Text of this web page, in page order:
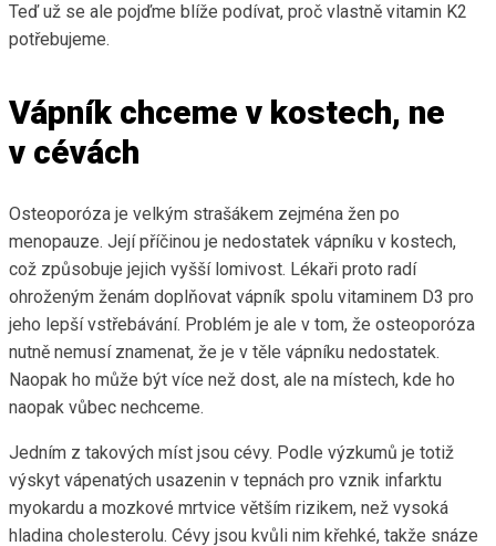
Teď už se ale pojďme blíže podívat, proč vlastně vitamin K2
potřebujeme.
Vápník chceme v kostech, ne
v cévách
Osteoporóza je velkým strašákem zejména žen po
menopauze. Její příčinou je nedostatek vápníku v kostech,
což způsobuje jejich vyšší lomivost. Lékaři proto radí
ohroženým ženám doplňovat vápník spolu vitaminem D3 pro
jeho lepší vstřebávání. Problém je ale v tom, že osteoporóza
nutně nemusí znamenat, že je v těle vápníku nedostatek.
Naopak ho může být více než dost, ale na místech, kde ho
naopak vůbec nechceme.
Jedním z takových míst jsou cévy. Podle výzkumů je totiž
výskyt vápenatých usazenin v tepnách pro vznik infarktu
myokardu a mozkové mrtvice větším rizikem, než vysoká
hladina cholesterolu. Cévy jsou kvůli nim křehké, takže snáze